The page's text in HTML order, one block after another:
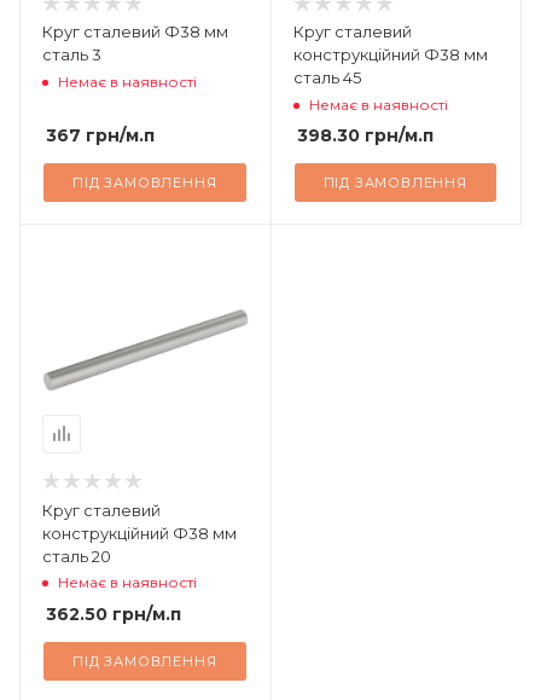
Круг сталевий Ф38 мм
сталь 3
Немає в наявності
367 грн/м.п
ПІД ЗАМОВЛЕННЯ
Круг сталевий
конструкційний Ф38 мм
сталь 45
Немає в наявності
398.30грн/м.п
ПІД ЗАМОВЛЕННЯ
Круг сталевий
конструкційний Ф38 мм
сталь 20
Немає в наявності
362.50 грн/м.п
ПІД ЗАМОВЛЕННЯ